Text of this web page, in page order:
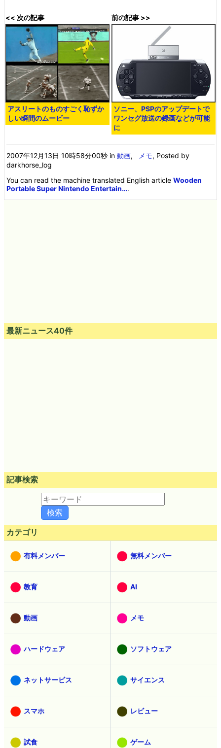
<< 次の記事
アスリートのものすごく恥ずか
しい瞬間のムービー
前の記事 >>
ソニー、PSPのアップデートで
ワンセグ放送の録画などが可能
に
2007年12月13日 10時58分00秒 in動画, メモ, Posted by
darkhorse_log
You can read the machine translated English articleWooden
Portable Super Nintendo Entertain….
最新ニュース40件
記事検索
カテゴリ
有料メンバー 無料メンバー
教育 AI
動画 メモ
ハードウェア ソフトウェア
ネットサービス サイエンス
スマホ レビュー
試食 ゲーム